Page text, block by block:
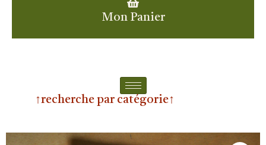
Mon Panier
↑recherche par catégorie↑